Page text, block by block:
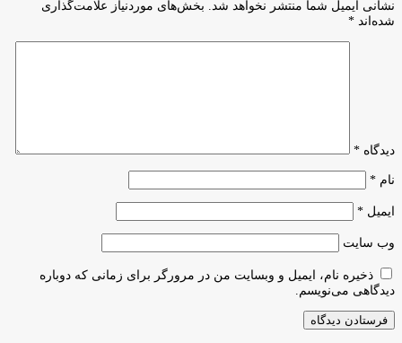
را
آموزش
در
تهران
راه‌اندازی
نشانی ایمیل شما منتشر نخواهد شد.
بخش‌های موردنیاز علامت‌گذاری
شده‌اند *
دیدگاه *
نام *
ایمیل *
وب‌ سایت
ذخیره نام، ایمیل و وبسایت من در مرورگر برای زمانی که دوباره
دیدگاهی می‌نویسم.